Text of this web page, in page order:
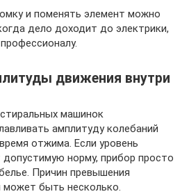
и поменять элемент можно
дело доходит до электрики,
движения внутри
машинок
амплитуду колебаний
отжима. Если уровень
норму, прибор просто
Причин превышения
быть несколько.